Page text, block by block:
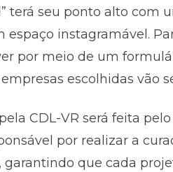
terá seu ponto alto com
instagramável.
por meio de um
escolhidas vão
CDL-VR será feita
por realizar a
garantindo que cada